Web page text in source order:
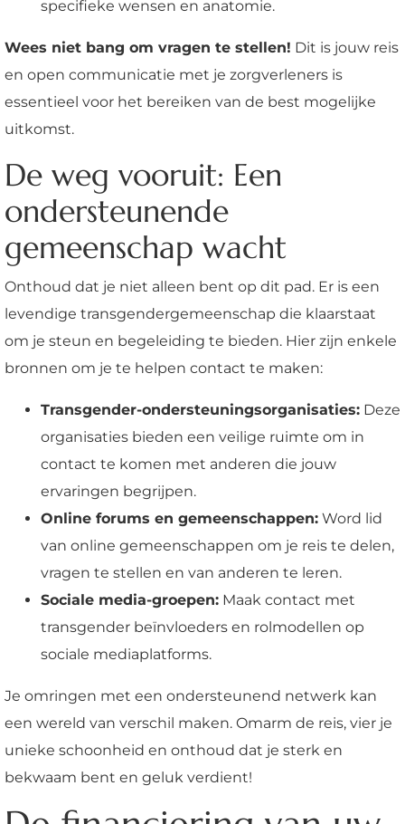
specifieke wensen en anatomie.
Wees niet bang om vragen te stellen! Dit is jouw reis
en open communicatie met je zorgverleners is
essentieel voor het bereiken van de best mogelijke
uitkomst.
De weg vooruit: Een
ondersteunende
gemeenschap wacht
Onthoud dat je niet alleen bent op dit pad. Er is een
levendige transgendergemeenschap die klaarstaat
om je steun en begeleiding te bieden. Hier zijn enkele
bronnen om je te helpen contact te maken:
Transgender-ondersteuningsorganisaties: Deze
organisaties bieden een veilige ruimte om in
contact te komen met anderen die jouw
ervaringen begrijpen.
Online forums en gemeenschappen: Word lid
van online gemeenschappen om je reis te delen,
vragen te stellen en van anderen te leren.
Sociale media-groepen: Maak contact met
transgender beïnvloeders en rolmodellen op
sociale mediaplatforms.
Je omringen met een ondersteunend netwerk kan
een wereld van verschil maken. Omarm de reis, vier je
unieke schoonheid en onthoud dat je sterk en
bekwaam bent en geluk verdient!